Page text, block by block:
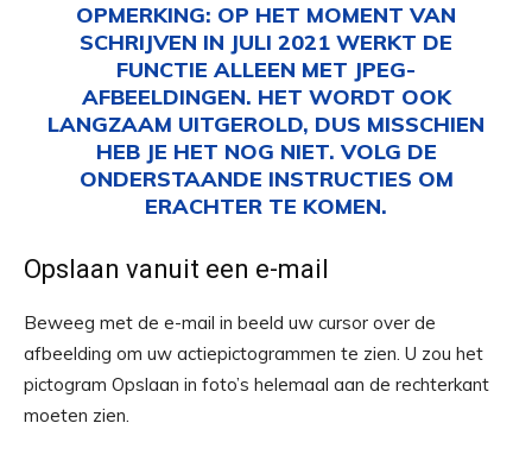
OPMERKING: OP HET MOMENT VAN
SCHRIJVEN IN JULI 2021 WERKT DE
FUNCTIE ALLEEN MET JPEG-
AFBEELDINGEN. HET WORDT OOK
LANGZAAM UITGEROLD, DUS MISSCHIEN
HEB JE HET NOG NIET. VOLG DE
ONDERSTAANDE INSTRUCTIES OM
ERACHTER TE KOMEN.
Opslaan vanuit een e-mail
Beweeg met de e-mail in beeld uw cursor over de
afbeelding om uw actiepictogrammen te zien. U zou het
pictogram Opslaan in foto’s helemaal aan de rechterkant
moeten zien.